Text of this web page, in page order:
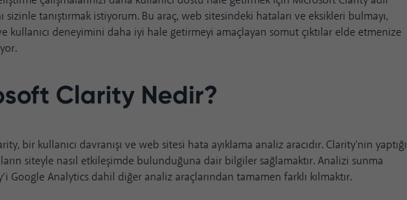
sizinle tanıştırmak istiyorum. Bu araç, web sitesindeki hataları ve eksikleri bulmayı,
kullanıcı deneyimini daha iyi hale getirmeyi amaçlayan somut çıktılar elde etmenize
Clarity Nedir?
bir kullanıcı davranışı ve web sitesi hata ayıklama analiz aracıdır. Clarity'nin yaptığı
siteyle nasıl etkileşimde bulunduğuna dair bilgiler sağlamaktır. Analizi sunma
Google Analytics dahil diğer analiz araçlarından tamamen farklı kılmaktır.